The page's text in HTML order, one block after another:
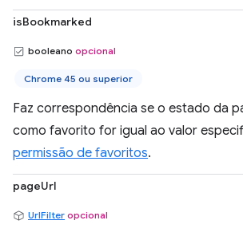
isBookmarked
booleano opcional
Chrome 45 ou superior
Faz correspondência se o estado da
como favorito for igual ao valor
permissão de favoritos.
pageUrl
UrlFilter opcional